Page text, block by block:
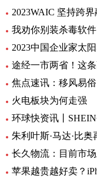
我劝你别装杀毒软
2023中国企业家太
火电板块为何走强
朱利叶斯·马达·比
苹果越贵越好卖？